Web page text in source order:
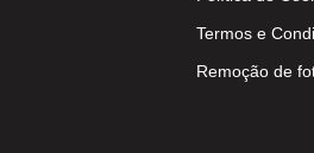
Termos e
Remoção de